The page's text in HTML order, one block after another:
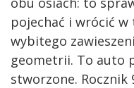
pojechać i wrócić
wybitego
geometrii. To auto
stworzone. Rocznik